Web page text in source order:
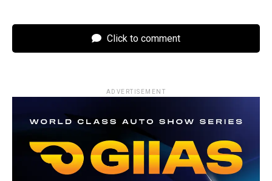
Click to comment
ADVERTISEMENT